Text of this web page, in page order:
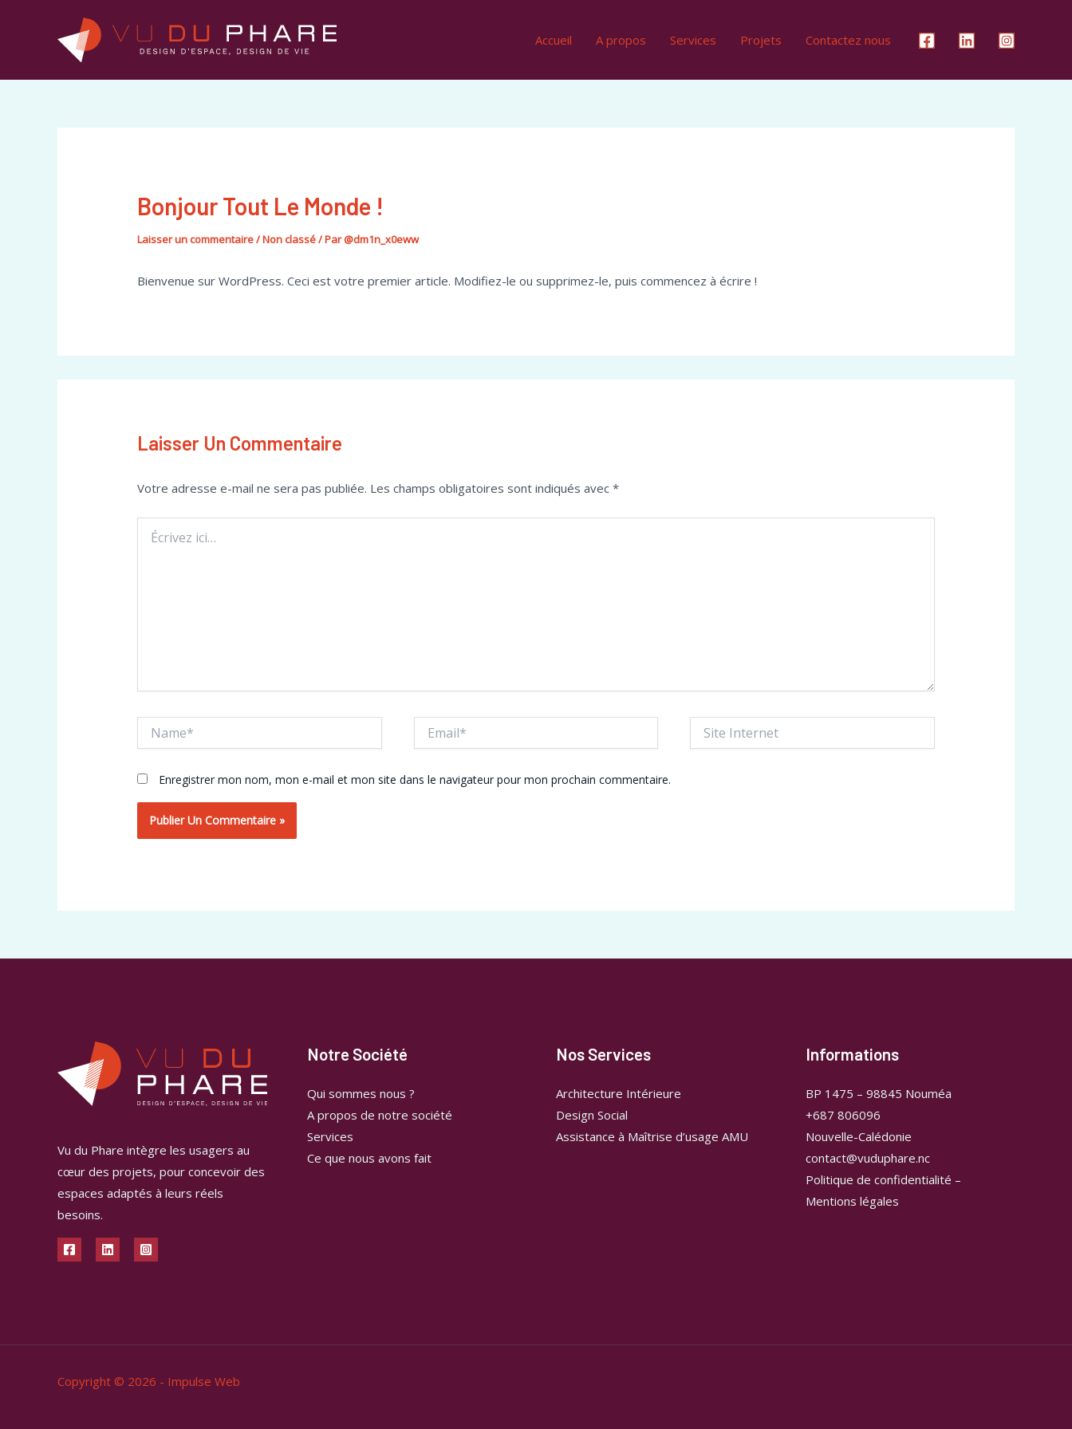
Accueil A propos Services Projets Contactez nous
Bonjour Tout Le Monde !
Laisser un commentaire/Non classé/ Par@dm1n_x0eww
Bienvenue sur WordPress. Ceci est votre premier article. Modifiez-le ou supprimez-le, puis commencez à écrire !
Laisser Un Commentaire
Votre adresse e-mail ne sera pas publiée. Les champs obligatoires sont indiqués avec*
ici…
Internet
Enregistrer mon nom, mon e-mail et mon site dans le navigateur pour mon prochain commentaire.
Vu du Phare intègre les usagers au
cœur des projets, pour concevoir des
espaces adaptés à leurs réels
besoins.
Notre Société
Qui sommes nous ?
A propos de notre société
Services
Ce que nous avons fait
Nos Services
Architecture Intérieure
Design Social
Assistance à Maîtrise d’usage AMU
Informations
BP 1475 – 98845 Nouméa
+687 806096
Nouvelle-Calédonie
contact@vuduphare.nc
Politique de confidentialité –
Mentions légales
Copyright © 2026 - Impulse Web